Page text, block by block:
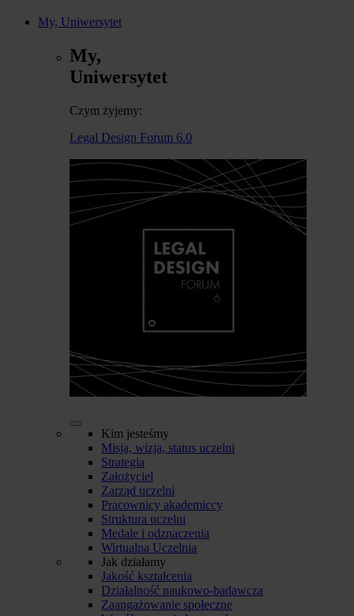
My, Uniwersytet
My,
Uniwersytet
Czym żyjemy:
Legal Design Forum 6.0
Kim jesteśmy
Misja, wizja, status uczelni
Strategia
Założyciel
Zarząd uczelni
Pracownicy akademiccy
Struktura uczelni
Medale i odznaczenia
Wirtualna Uczelnia
Jak działamy
Jakość kształcenia
Działalność naukowo-badawcza
Zaangażowanie społeczne